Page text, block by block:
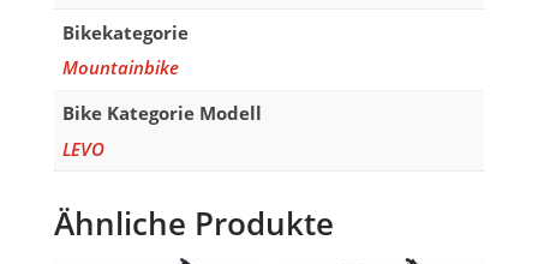
Bikekategorie
Mountainbike
Bike Kategorie Modell
LEVO
Ähnliche Produkte